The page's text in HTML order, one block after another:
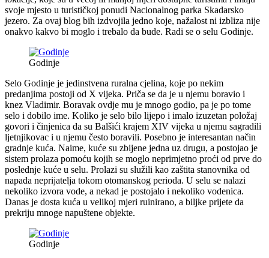
svoje mjesto u turističkoj ponudi Nacionalnog parka Skadarsko
jezero. Za ovaj blog bih izdvojila jedno koje, nažalost ni izbliza nije
onakvo kakvo bi moglo i trebalo da bude. Radi se o selu Godinje.
Godinje
Selo Godinje je jedinstvena ruralna cjelina, koje po nekim
predanjima postoji od X vijeka. Priča se da je u njemu boravio i
knez Vladimir. Boravak ovdje mu je mnogo godio, pa je po tome
selo i dobilo ime. Koliko je selo bilo lijepo i imalo izuzetan položaj
govori i činjenica da su Balšići krajem XIV vijeka u njemu sagradili
ljetnjikovac i u njemu često boravili. Posebno je interesantan način
gradnje kuća. Naime, kuće su zbijene jedna uz drugu, a postojao je
sistem prolaza pomoću kojih se moglo neprimjetno proći od prve do
poslednje kuće u selu. Prolazi su služili kao zaštita stanovnika od
napada neprijatelja tokom otomanskog perioda. U selu se nalazi
nekoliko izvora vode, a nekad je postojalo i nekoliko vodenica.
Danas je dosta kuća u velikoj mjeri ruinirano, a biljke prijete da
prekriju mnoge napuštene objekte.
Godinje